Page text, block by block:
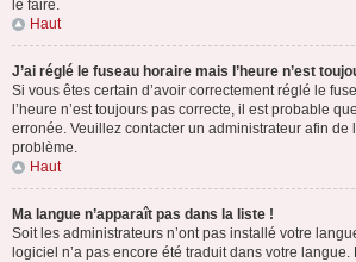
le faire.
Haut
J’ai réglé le fuseau horaire mais l’heure n’est
Si vous êtes certain d’avoir correctement réglé le
l’heure n’est toujours pas correcte, il est probable
erronée. Veuillez contacter un administrateur afin de
problème.
Haut
Ma langue n’apparaît pas dans la liste !
Soit les administrateurs n’ont pas installé votre
logiciel n’a pas encore été traduit dans votre